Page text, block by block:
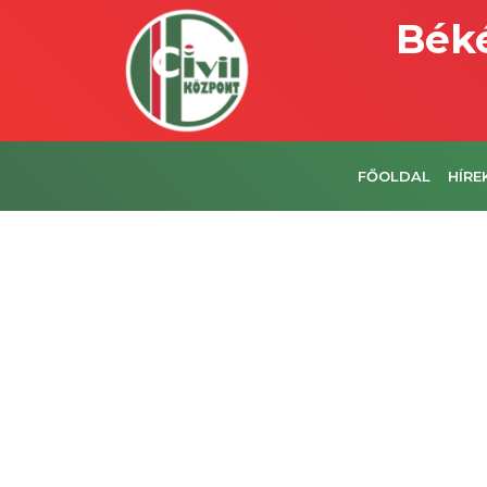
FŐOLDAL